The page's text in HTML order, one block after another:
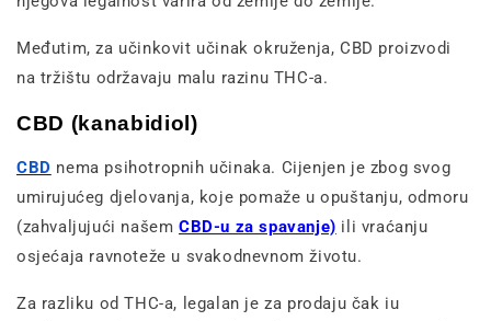
Međutim, za učinkovit učinak okruženja, CBD proizvodi
na tržištu održavaju malu razinu THC-a.
CBD (kanabidiol)
CBD nema psihotropnih učinaka. Cijenjen je zbog svog
umirujućeg djelovanja, koje pomaže u opuštanju, odmoru
(zahvaljujući našem CBD-u za spavanje) ili vraćanju
osjećaja ravnoteže u svakodnevnom životu.
Za razliku od THC-a, legalan je za prodaju čak iu